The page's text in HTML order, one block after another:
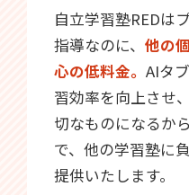
自立学習塾REDは
指導なのに、 他の
心の低料金。 AIタ
習効率を向上させ
切なものになるか
で、他の学習塾に
提供いたします。